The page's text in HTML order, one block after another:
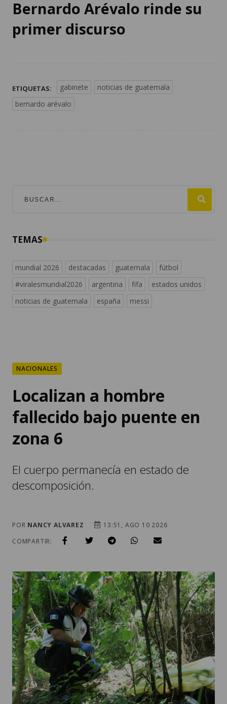
Bernardo Arévalo rinde su
primer discurso
ETIQUETAS: gabinete
noticias de guatemala
bernardo arévalo
TEMAS
mundial 2026 destacadas guatemala
fútbol
#viralesmundial2026
argentina fifa
estados unidos
noticias de guatemala
españa messi
NACIONALES
Localizan a hombre
fallecido bajo puente en
zona 6
El cuerpo permanecía en estado de
descomposición.
POR NANCY ALVAREZ
13:51, AGO 10 2026
COMPARTIR: